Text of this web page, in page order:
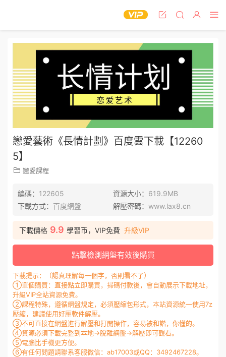
戀愛藝術《長情計劃》百度雲下載【12260
5】
戀愛課程
編碼： 122605 資源大小： 619.9MB
下載方式： 百度網盤 解壓密碼： www.lax8.cn
下載價格 9.9 學習币，VIP免費 升級VIP
點擊檢測網盤有效後購買
下載提示：（認真理解每一個字，否則看不了）
①單個購買：直接點立即購買，掃碼付款後，會自動展示下載地址，
升級VIP全站資源免費。
②課程特殊，遵循網盤規定，必須壓縮包形式，本站資源統一使用7z
壓縮，建議使用好壓軟件解壓。
③不可直接在網盤進行解壓和打開操作，容易被和諧，你懂的。
④資源必須下載完整到本地→脫離網盤→解壓即可觀看。
⑤電腦比手機更方便。
⑥有任何問題請聯系客服微信：ab17003或QQ：3492467228。